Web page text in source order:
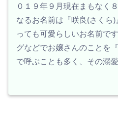
０１９年９月現在まもなく
なるお名前は『咲良(さくら
っても可愛らしいお名前で
グなどでお嬢さんのことを
で呼ぶことも多く、その溺